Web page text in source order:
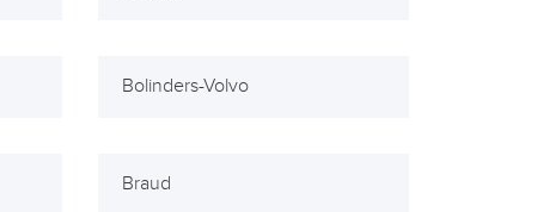
Bolinders-Volvo
Braud